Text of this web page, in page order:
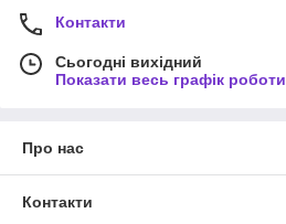
Контакти
Сьогодні вихідний
Показати весь графік роботи
Про нас
Контакти